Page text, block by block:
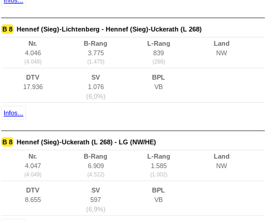
B 8 Hennef (Sieg)-Lichtenberg - Hennef (Sieg)-Uckerath (L 268)
Nr.
4.046
(4.048)
B-Rang
3.775
(1.475)
L-Rang
839
(266)
Land
NW
DTV
17.936
SV
1.076
(6,0%)
BPL
VB
Infos...
B 8 Hennef (Sieg)-Uckerath (L 268) - LG (NW/HE)
Nr.
4.047
(4.049)
B-Rang
6.909
(4.522)
L-Rang
1.585
(1.002)
Land
NW
DTV
8.655
SV
597
(6,9%)
BPL
VB